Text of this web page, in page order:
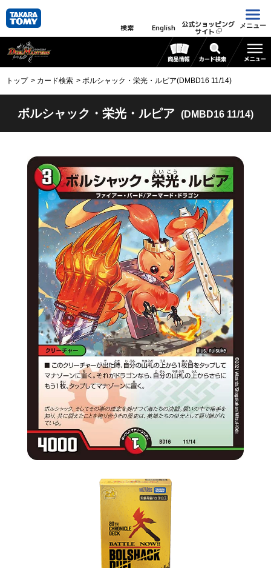
検索 English 公式ショッピング
サイト
メニュー
トップ カード検索 ボルシャック・栄光・ルピア(DMBD16 11/14)
ボルシャック・栄光・ルピア (DMBD16 11/14)